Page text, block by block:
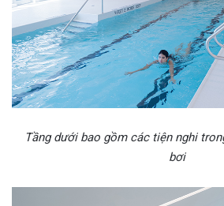
Tầng dưới bao gồm các tiện nghi
bơi